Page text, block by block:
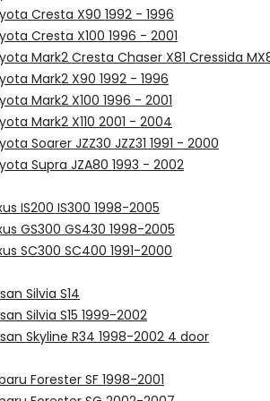
Cresta X90 1992 - 1996
Cresta X100 1996 - 2001
Mark2 Cresta Chaser X81 Cressida
Mark2 X90 1992 - 1996
Mark2 X100 1996 - 2001
Mark2 X110 2001 - 2004
Soarer JZZ30 JZZ31 1991 - 2000
Supra JZA80 1993 - 2002
IS200 IS300 1998-2005
GS300 GS430 1998-2005
SC300 SC400 1991-2000
Silvia S14
Silvia S15 1999-2002
Skyline R34 1998-2002 4 door
Forester SF 1998-2001